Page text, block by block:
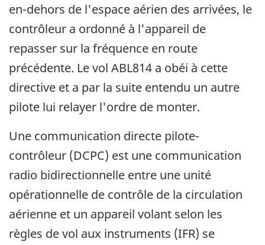
en-dehors de l'espace aérien des arrivées, le
contrôleur a ordonné à l'appareil de
repasser sur la fréquence en route
précédente. Le vol ABL814 a obéi à cette
directive et a par la suite entendu un autre
pilote lui relayer l'ordre de monter.
Une communication directe pilote-
contrôleur (DCPC) est une communication
radio bidirectionnelle entre une unité
opérationnelle de contrôle de la circulation
aérienne et un appareil volant selon les
règles de vol aux instruments (IFR) se